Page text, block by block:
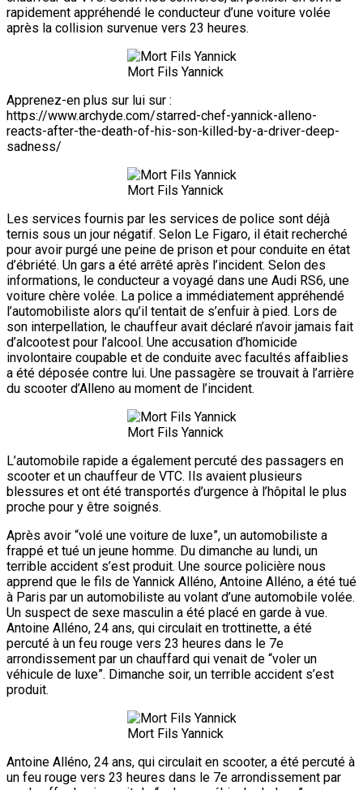
rapidement appréhendé le conducteur d’une voiture volée
après la collision survenue vers 23 heures.
Mort Fils Yannick
Apprenez-en plus sur lui sur :
https://www.archyde.com/starred-chef-yannick-alleno-
reacts-after-the-death-of-his-son-killed-by-a-driver-deep-
sadness/
Mort Fils Yannick
Les services fournis par les services de police sont déjà
ternis sous un jour négatif. Selon Le Figaro, il était recherché
pour avoir purgé une peine de prison et pour conduite en état
d’ébriété. Un gars a été arrêté après l’incident. Selon des
informations, le conducteur a voyagé dans une Audi RS6, une
voiture chère volée. La police a immédiatement appréhendé
l’automobiliste alors qu’il tentait de s’enfuir à pied. Lors de
son interpellation, le chauffeur avait déclaré n’avoir jamais fait
d’alcootest pour l’alcool. Une accusation d’homicide
involontaire coupable et de conduite avec facultés affaiblies
a été déposée contre lui. Une passagère se trouvait à l’arrière
du scooter d’Alleno au moment de l’incident.
Mort Fils Yannick
L’automobile rapide a également percuté des passagers en
scooter et un chauffeur de VTC. Ils avaient plusieurs
blessures et ont été transportés d’urgence à l’hôpital le plus
proche pour y être soignés.
Après avoir “volé une voiture de luxe”, un automobiliste a
frappé et tué un jeune homme. Du dimanche au lundi, un
terrible accident s’est produit. Une source policière nous
apprend que le fils de Yannick Alléno, Antoine Alléno, a été tué
à Paris par un automobiliste au volant d’une automobile volée.
Un suspect de sexe masculin a été placé en garde à vue.
Antoine Alléno, 24 ans, qui circulait en trottinette, a été
percuté à un feu rouge vers 23 heures dans le 7e
arrondissement par un chauffard qui venait de “voler un
véhicule de luxe”. Dimanche soir, un terrible accident s’est
produit.
Mort Fils Yannick
Antoine Alléno, 24 ans, qui circulait en scooter, a été percuté à
un feu rouge vers 23 heures dans le 7e arrondissement par